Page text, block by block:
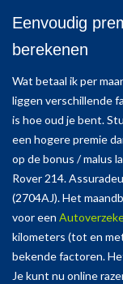
Eenvoudig
berekenen
Wat betaal ik per
liggen verschillende
is hoe oud je bent.
een hogere premie
op de bonus / malus
Rover 214.
(2704AJ). Het
voor een
kilometers (tot en
bekende factoren.
Je kunt nu online